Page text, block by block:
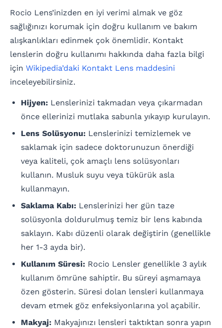
Rocio Lens’inizden en iyi verimi almak ve göz
sağlığınızı korumak için doğru kullanım ve bakım
alışkanlıkları edinmek çok önemlidir. Kontakt
lenslerin doğru kullanımı hakkında daha fazla bilgi
için Wikipedia’daki Kontakt Lens maddesini
inceleyebilirsiniz.
Hijyen: Lenslerinizi takmadan veya çıkarmadan
önce ellerinizi mutlaka sabunla yıkayıp kurulayın.
Lens Solüsyonu: Lenslerinizi temizlemek ve
saklamak için sadece doktorunuzun önerdiği
veya kaliteli, çok amaçlı lens solüsyonları
kullanın. Musluk suyu veya tükürük asla
kullanmayın.
Saklama Kabı: Lenslerinizi her gün taze
solüsyonla doldurulmuş temiz bir lens kabında
saklayın. Kabı düzenli olarak değiştirin (genellikle
her 1-3 ayda bir).
Kullanım Süresi: Rocio Lensler genellikle 3 aylık
kullanım ömrüne sahiptir. Bu süreyi aşmamaya
özen gösterin. Süresi dolan lensleri kullanmaya
devam etmek göz enfeksiyonlarına yol açabilir.
Makyaj: Makyajınızı lensleri taktıktan sonra yapın